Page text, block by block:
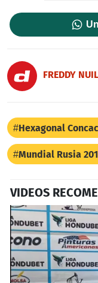
FREDDY
Hexagonal
Mundial Rusia
VIDEOS